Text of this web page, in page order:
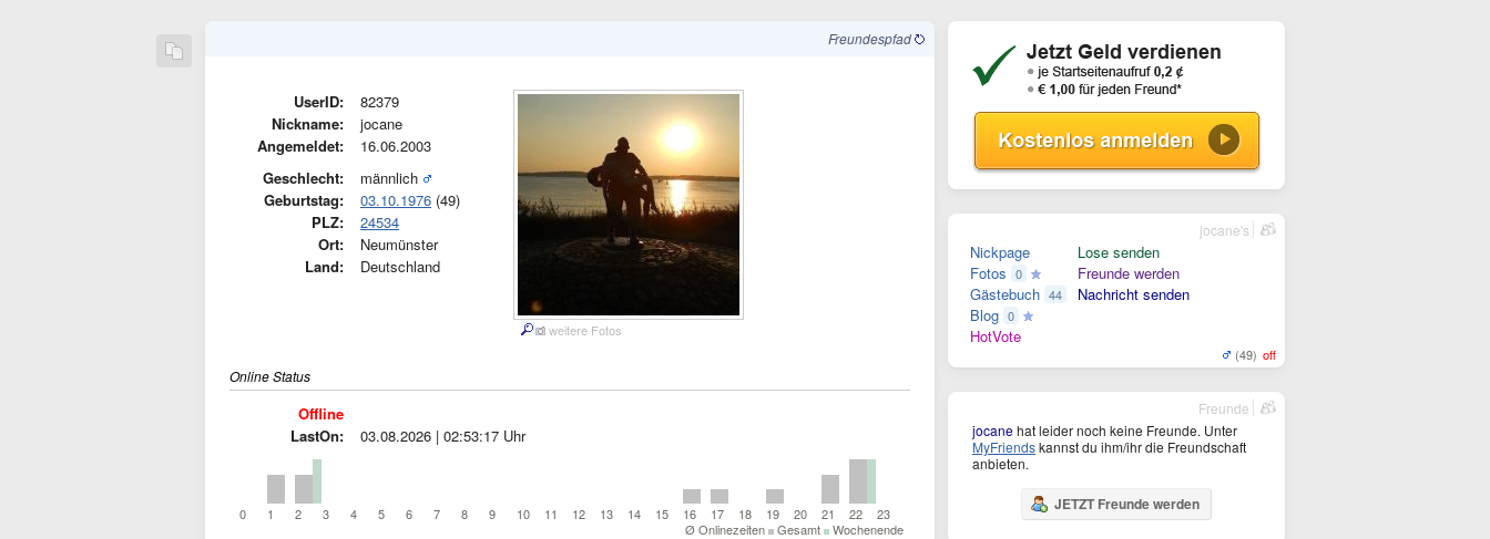
Freundespfad
UserID:
82379
Nickname:
jocane
Angemeldet:
16.06.2003
Geschlecht:
männlich
Geburtstag:
03.10.1976 (49)
PLZ:
24534
Ort:
Neumünster
Land:
Deutschland
weitere Fotos
Online Status
Offline
LastOn:
03.08.2026 | 02:53:17 Uhr
0 1 2 3 4 5 6 7 8 9 10 11 12 13 14 15 16 17 18 19 20 21 22
23
Ø Onlinezeiten
Gesamt Wochenende
Nickpage
Fotos 0
Gästebuch 44
Blog 0
HotVote
Lose senden
Freunde werden
Nachricht senden
(49) off
jocane's
jocanehat leider noch keine Freunde. Unter
MyFriendskannst du ihm/ihr die Freundschaft
anbieten.
JETZT Freunde werden
Freunde